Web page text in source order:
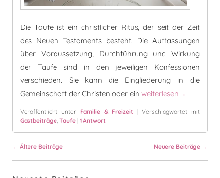
Die Taufe ist ein christlicher Ritus, der seit der Zeit
des Neuen Testaments besteht. Die Auffassungen
über Voraussetzung, Durchführung und Wirkung
der Taufe sind in den jeweiligen Konfessionen
verschieden. Sie kann die Eingliederung in die
Gemeinschaft der Christen oder einDie Taufe: Tipps &
weiterlesen →
Veröffentlicht unter Familie & Freizeit | Verschlagwortet mit
Gastbeiträge,Taufe |1 Antwort
Beitragsnavigation
← Ältere Beiträge Neuere Beiträge →